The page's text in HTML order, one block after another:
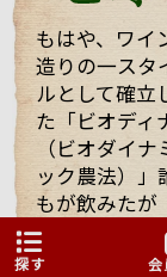
など
そんな訪問
い。 また動画
たのでご一緒
いが伝
もはや、ワイ
造りの一スタ
ルとして確立
た「ビオディ
（ビオダイナ
ック農法）」
もが飲みたが
る、ドメーヌ
ルロワやフィ
探す 会